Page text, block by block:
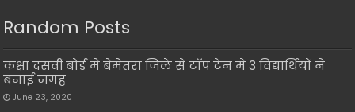
Random Posts
कक्षा दसवीं बोर्ड मे बेमेतरा जिले से टाॅप टेन मे 3 विद्यार्थियों ने
बनाई जगह
June 23, 2020